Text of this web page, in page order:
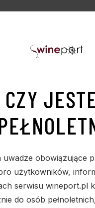
CZY
uwadze obowiązujące
użytkowników,
serwisu wineport.pl
do osób